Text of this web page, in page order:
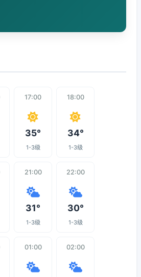
17:00
35°
1-3级
18:00
34°
1-3级
21:00
31°
1-3级
22:00
30°
1-3级
01:00 02:00